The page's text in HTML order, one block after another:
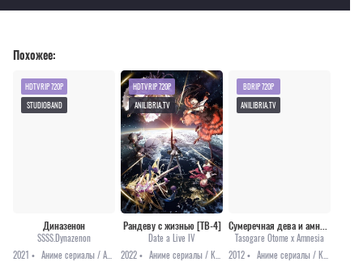
Похожее:
Диназенон
SSSS.Dynazenon
2021 •
HDTVRIP 720P
STUDIOBAND
Рандеву с жизнью [ТВ-4]
Date a Live IV
2022 •
HDTVRIP 720P
ANILIBRIA.TV
Tasogare Otome x Amnesia
2012 •
BDRIP 720P
ANILIBRIA.TV